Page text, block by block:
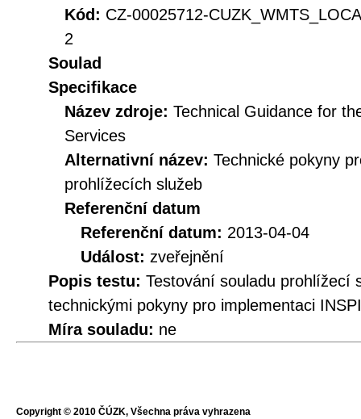
Kód: CZ-00025712-
2
Soulad
Specifikace
Název zdroje: Technical Guidance for
Services
Alternativní název: Technické pokyny
prohlížecích služeb
Referenční datum
Referenční datum: 2013-04-04
Událost: zveřejnění
Popis testu: Testování souladu prohlížecí
technickými pokyny pro implementaci
Míra souladu: ne
Copyright © 2010 ČÚZK, Všechna práva vyhrazena